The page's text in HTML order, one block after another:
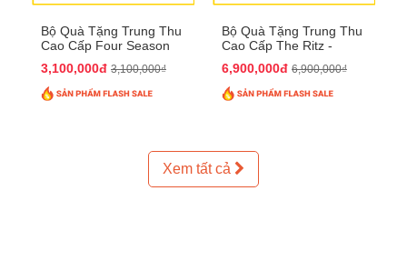
Bộ Quà Tặng Trung Thu
Cao Cấp Four Season
3,100,000đ 3,100,000₫
Bộ Quà Tặng Trung Thu
Cao Cấp The Ritz -
6,900,000đ 6,900,000₫
Xem tất cả